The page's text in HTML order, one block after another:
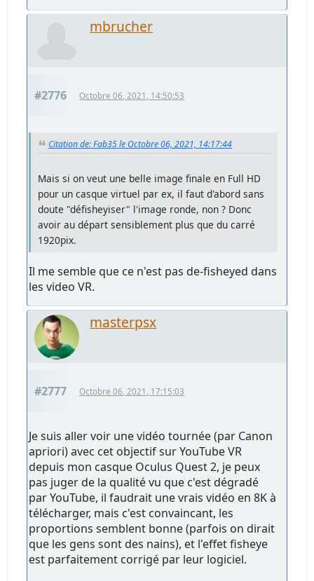
mbrucher
#2776 Octobre 06, 2021, 14:50:53
Citation de: Fab35 le Octobre 06, 2021, 14:17:44
Mais si on veut une belle image finale en Full HD
pour un casque virtuel par ex, il faut d'abord sans
doute "défisheyiser" l'image ronde, non ? Donc
avoir au départ sensiblement plus que du carré
1920pix.
Il me semble que ce n'est pas de-fisheyed dans
les video VR.
masterpsx
#2777 Octobre 06, 2021, 17:15:03
Je suis aller voir une vidéo tournée (par Canon
apriori) avec cet objectif sur YouTube VR
depuis mon casque Oculus Quest 2, je peux
pas juger de la qualité vu que c'est dégradé
par YouTube, il faudrait une vrais vidéo en 8K à
télécharger, mais c'est convaincant, les
proportions semblent bonne (parfois on dirait
que les gens sont des nains), et l'effet fisheye
est parfaitement corrigé par leur logiciel.